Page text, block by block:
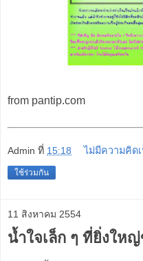
from pantip.com
Admin ที่ 15:18 ไม่มีความคิด
ใช้ร่วมกัน
11 สิงหาคม 2554
น้ำใจเล็ก ๆ ที่ยิ่งให